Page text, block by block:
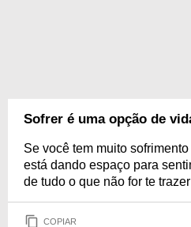
Sofrer é uma opção de
Se você tem muito
está dando espaço para
de tudo o que não for te
COPIAR